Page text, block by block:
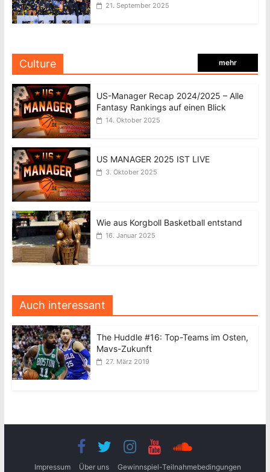
21. September 2025
Culture mehr
US-Manager Recap 2024/2025 – Alle
Fantasy Rankings auf einen Blick
14. Oktober 2025
US MANAGER 2025 IST LIVE
3. Oktober 2025
Wie aus Korgboll Basketball entstand
16. Januar 2025
Auch interessant
The Huddle #16: Top-Teams im Osten,
Mavs-Zukunft
27. März 2019
Impressum Über uns Gewinnspiel-Teilnahmebedingungen